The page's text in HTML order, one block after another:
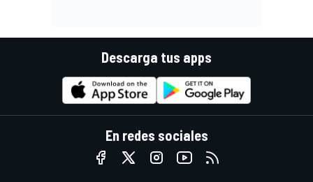
Descarga tus apps
En redes sociales